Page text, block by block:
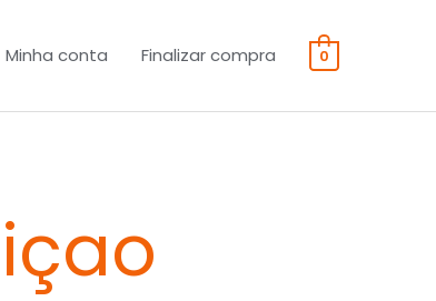
Minha conta Finalizar compra 0